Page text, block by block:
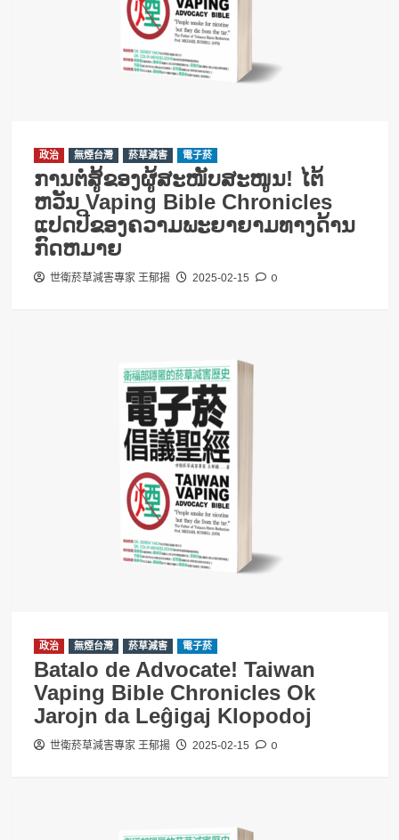
政治 無煙台灣 菸草減害 電子菸
ການຕໍ່ສູ້ຂອງຜູ້ສະໜັບສະໜູນ! ໄຕ້
ຫວັນ Vaping Bible Chronicles
ແປດປີຂອງຄວາມພະຍາຍາມທາງດ້ານ
ກົດຫມາຍ
世衛菸草減害專家 王郁揚 2025-02-15 0
政治 無煙台灣 菸草減害 電子菸
Batalo de Advocate! Taiwan
Vaping Bible Chronicles Ok
Jarojn da Leĝigaj Klopodoj
世衛菸草減害專家 王郁揚 2025-02-15 0